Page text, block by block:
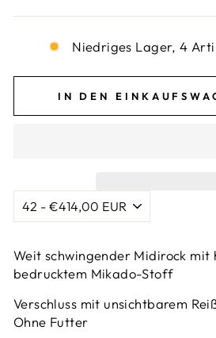
Niedriges Lager, 4
IN DEN
Weit schwingender Midirock mit
bedrucktem Mikado-Stoff
Verschluss mit unsichtbarem
Ohne Futter